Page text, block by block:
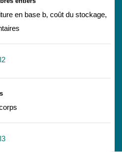
en base b, coût du stockage,